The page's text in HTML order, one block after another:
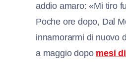
addio amaro: «Mi tiro
Poche ore dopo, Dal
innamorarmi di nuovo
a maggio dopo mesi